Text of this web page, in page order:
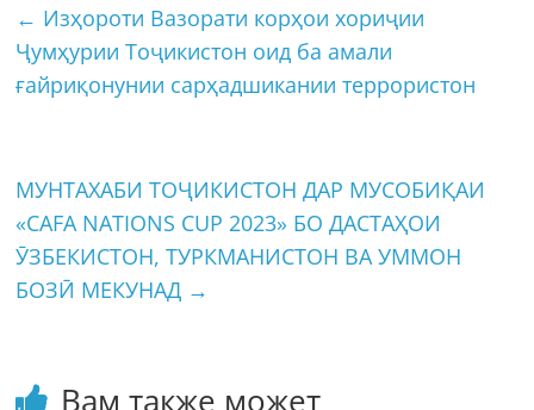
← Изҳороти Вазорати корҳои хориҷии
Ҷумҳурии Тоҷикистон оид ба амали
ғайриқонунии сарҳадшикании террористон
МУНТАХАБИ ТОҶИКИСТОН ДАР МУСОБИҚАИ
«CAFA NATIONS CUP 2023» БО ДАСТАҲОИ
ӮЗБЕКИСТОН, ТУРКМАНИСТОН ВА УММОН
БОЗӢ МЕКУНАД →
Вам также может